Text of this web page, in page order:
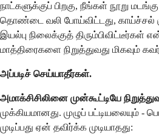
நாட்களுக்குப் பிறகு, நீங்கள் நூறு
தொண்டை வலி போய்விட்டது, காய்ச்சல்
இயல்பு நிலைக்குத் திரும்பிவிட்டீர்கள்
மாத்திரைகளை நிறுத்துவது மிகவும்
அப்படிச் செய்யாதீர்கள்.
அமாக்சிசிலினை முன்கூட்டியே
முக்கியமானது. முழுப் பட்டியலையும் -
முடிப்பது ஏன் தவிர்க்க முடியாதது: